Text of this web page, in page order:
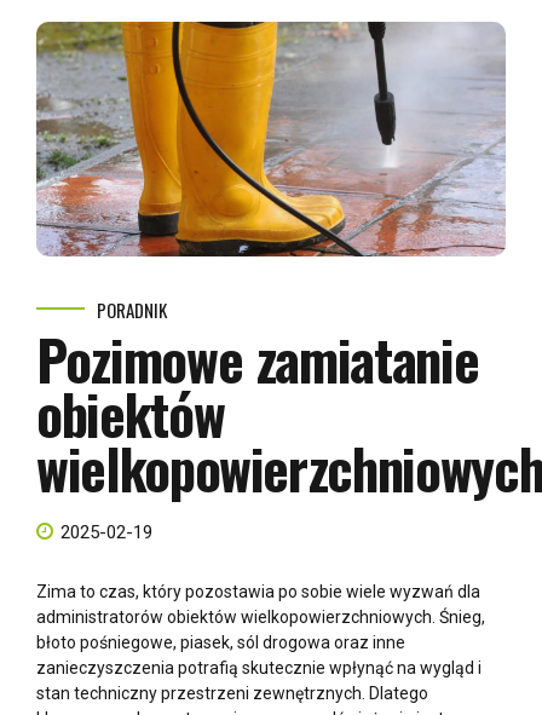
PORADNIK
Pozimowe zamiatanie
obiektów
2025-02-19
Zima to czas, który pozostawia po sobie wiele wyzwań dla
administratorów obiektów wielkopowierzchniowych. Śnieg,
błoto pośniegowe, piasek, sól drogowa oraz inne
zanieczyszczenia potrafią skutecznie wpłynąć na wygląd i
stan techniczny przestrzeni zewnętrznych. Dlatego